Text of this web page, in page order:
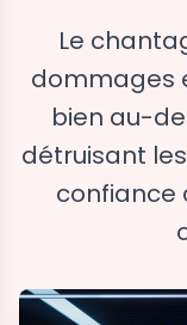
Le
dommages
bien au-
détruisant
confiance